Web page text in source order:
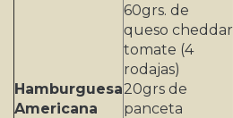
Hamburguesa
Americana
60grs. de
queso cheddar
tomate (4
rodajas)
20grs de
panceta